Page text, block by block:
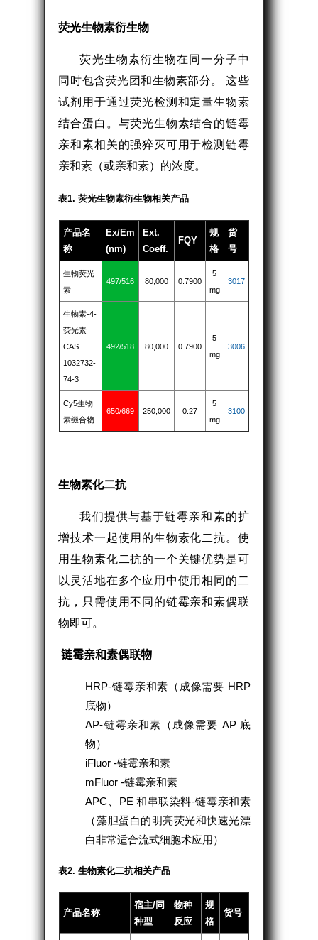
荧光生物素衍生物
荧光生物素衍生物在同一分子中
同时包含荧光团和生物素部分。 这些
试剂用于通过荧光检测和定量生物素
结合蛋白。与荧光生物素结合的链霉
亲和素相关的强猝灭可用于检测链霉
亲和素（或亲和素）的浓度。
表1. 荧光生物素衍生物相关产品
产品名
称
Ex/Em
(nm)
Ext.
Coeff.
FQY
规
格
货
号
生物荧光
素
497/516 80,000 0.7900
5
mg
3017
生物素-4-
荧光素
CAS
1032732-
74-3
492/518 80,000 0.7900
5
mg
3006
Cy5生物
素缀合物
650/669 250,000 0.27
5
mg
3100
生物素化二抗
我们提供与基于链霉亲和素的扩
增技术一起使用的生物素化二抗。使
用生物素化二抗的一个关键优势是可
以灵活地在多个应用中使用相同的二
抗，只需使用不同的链霉亲和素偶联
物即可。
链霉亲和素偶联物
HRP-链霉亲和素（成像需要 HRP
底物）
AP-链霉亲和素（成像需要 AP 底
物）
iFluor -链霉亲和素
mFluor -链霉亲和素
APC、PE 和串联染料-链霉亲和素
（藻胆蛋白的明亮荧光和快速光漂
白非常适合流式细胞术应用）
表2. 生物素化二抗相关产品
产品名称
宿主/同
种型
物种
反应
规
格
货号